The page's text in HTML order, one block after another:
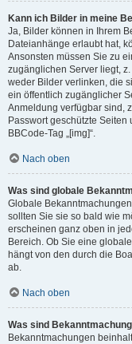
Kann ich Bilder in meine
Ja, Bilder können in Ihrem
Dateianhänge erlaubt hat,
Ansonsten müssen Sie zu
zugänglichen Server liegt,
weder Bilder verlinken, die
ein öffentlich zugänglicher
Anmeldung verfügbar sind,
Passwort geschützte
BBCode-Tag „[img]“.
Nach oben
Was sind globale
Globale
sollten Sie sie so bald wie
erscheinen ganz oben in
Bereich. Ob Sie eine
hängt von den durch die
ab.
Nach oben
Was sind
Bekanntmachungen